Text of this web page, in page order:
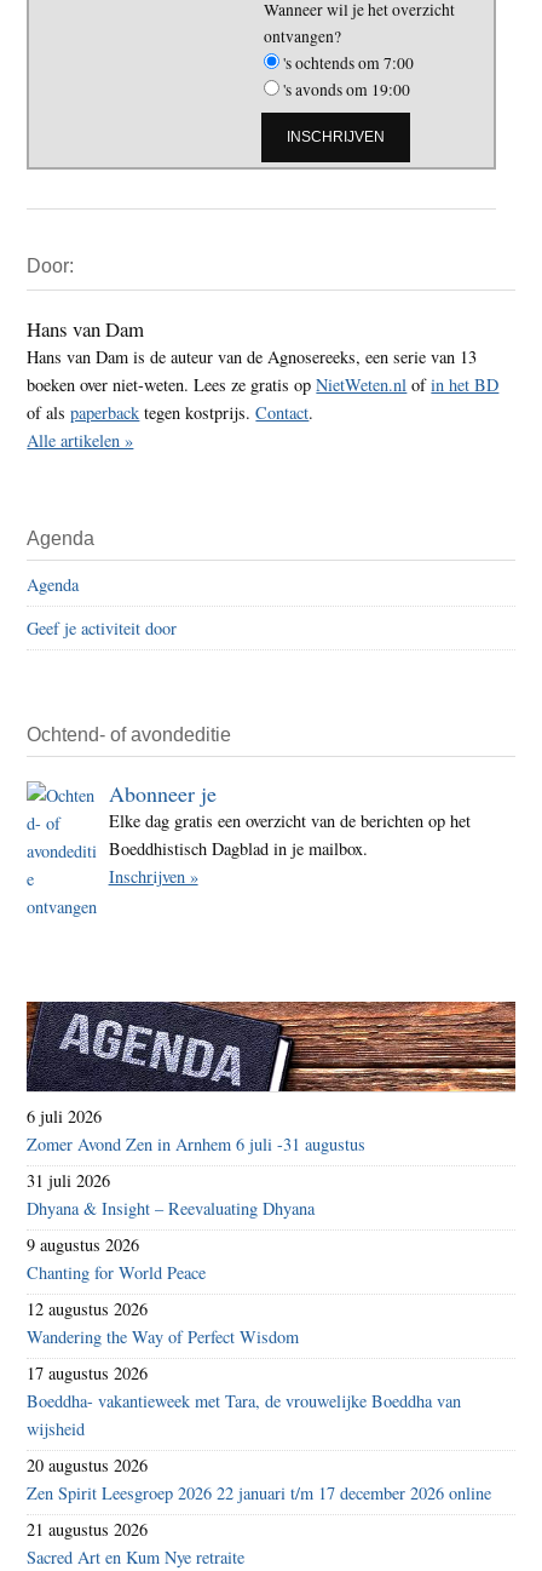
Wanneer wil je het overzicht
ontvangen?
's ochtends om 7:00
's avonds om 19:00
Sidebar
Door:
Hans van Dam
Hans van Dam is de auteur van de Agnosereeks, een serie van 13
boeken over niet-weten. Lees ze gratis opNietWeten.nl ofin het BD
of alspaperback tegen kostprijs.Contact.
Alle artikelen »
Agenda
Agenda
Geef je activiteit door
Ochtend- of avondeditie
Abonneer je
Elke dag gratis een overzicht van de berichten op het
Boeddhistisch Dagblad in je mailbox.
Inschrijven »
6 juli 2026
Zomer Avond Zen in Arnhem 6 juli -31 augustus
31 juli 2026
Dhyana & Insight – Reevaluating Dhyana
9 augustus 2026
Chanting for World Peace
12 augustus 2026
Wandering the Way of Perfect Wisdom
17 augustus 2026
Boeddha- vakantieweek met Tara, de vrouwelijke Boeddha van
wijsheid
20 augustus 2026
Zen Spirit Leesgroep 2026 22 januari t/m 17 december 2026 online
21 augustus 2026
Sacred Art en Kum Nye retraite